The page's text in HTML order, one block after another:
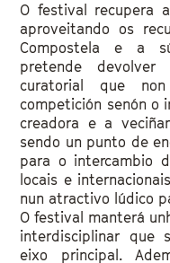
O festival recupera
aproveitando os
Compostela e a
pretende
curatorial que
competición senón o
creadora e a
sendo un punto de
para o intercambio
locais e
nun atractivo lúdico
O festival manterá
interdisciplinar que
eixo principal.